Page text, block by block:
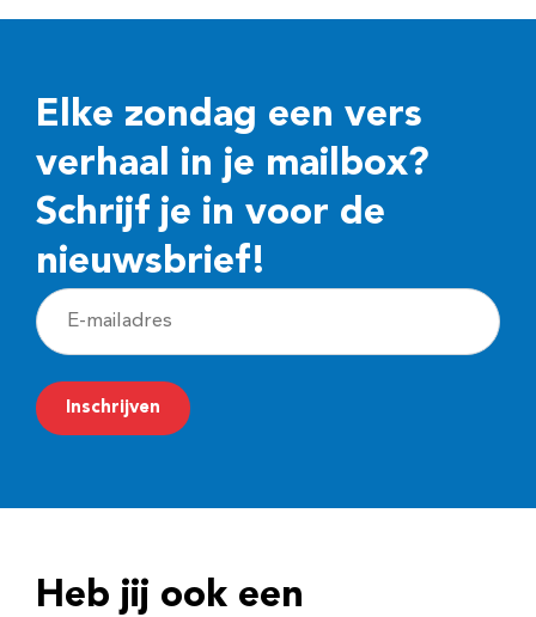
Elke zondag een vers
verhaal in je mailbox?
Schrijf je in voor de
nieuwsbrief!
E
-
m
a
r
Inschrijven
Heb jij ook een